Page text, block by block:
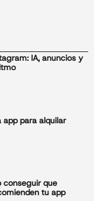
IA, anuncios y
app para alquilar
conseguir que
tu app